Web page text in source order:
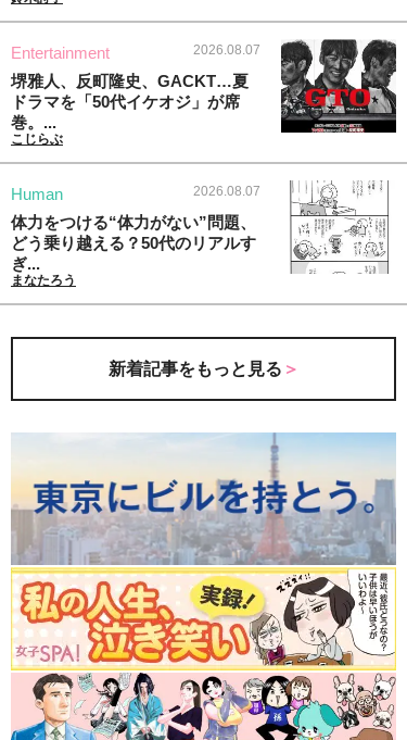
Entertainment 2026.08.07
堺雅人、反町隆史、GACKT…夏
ドラマを「50代イケオジ」が席
巻。...
こじらぶ
Human 2026.08.07
体力をつける“体力がない”問題、
どう乗り越える？50代のリアルす
ぎ...
まなたろう
新着記事をもっと見る